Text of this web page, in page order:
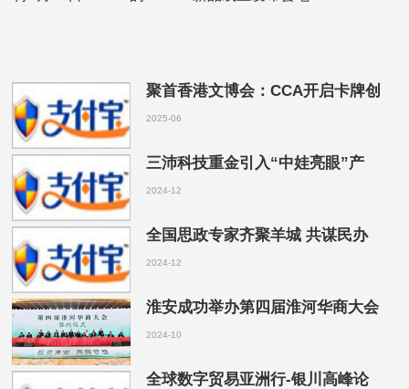
聚首香港文博会：CCA开启卡牌创
2025-06
三沛科技重金引入“中娃亮眼”产
2024-12
全国思政专家齐聚羊城 共谋民办
2024-12
淮安成功举办第四届淮河华商大会
2024-10
全球数字贸易亚洲行-银川高峰论